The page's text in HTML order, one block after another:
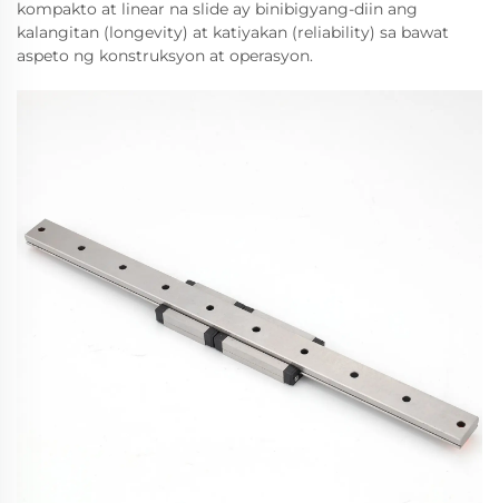
kompakto at linear na slide ay binibigyang-diin ang
kalangitan (longevity) at katiyakan (reliability) sa bawat
aspeto ng konstruksyon at operasyon.